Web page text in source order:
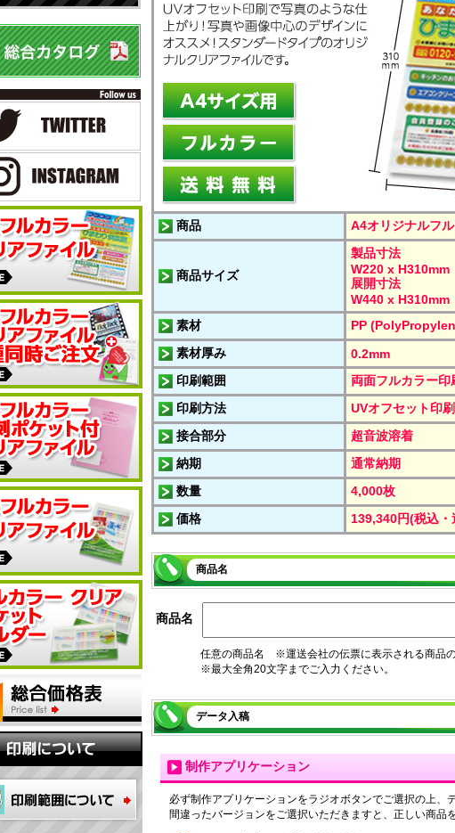
商品 A4オリジナルフ
商品サイズ
製品寸法
W220 x H310mm
展開寸法
W440 x H310mm
素材
PP
素材厚み
0.2mm
印刷範囲
両面フルカラー印
印刷方法
UVオフセット印
接合部分
超音波溶着
納期
通常納期
数量
4,000枚
価格
139,340円(税込・
商品名
商品名
任意の商品名 ※運送会社の伝票に表示される商品の
※最大全角20文字までご入力ください。
データ入稿
制作アプリケーション
必ず制作アプリケーションをラジオボタンでご選択の上、
間違ったバージョンをご選択いただきますと、正しい商品